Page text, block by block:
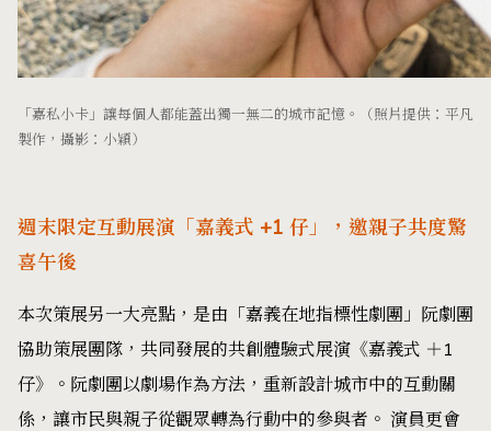
「嘉私小卡」讓每個人都能蓋出獨一無二的城市記憶。（照片提供：平凡
製作，攝影：小穎）
週末限定互動展演「嘉義式 +1 仔」，邀親子共度驚
喜午後
本次策展另一大亮點，是由「嘉義在地指標性劇團」阮劇團
協助策展團隊，共同發展的共創體驗式展演《嘉義式 ＋1
仔》。阮劇團以劇場作為方法，重新設計城市中的互動關
係，讓市民與親子從觀眾轉為行動中的參與者。 演員更會